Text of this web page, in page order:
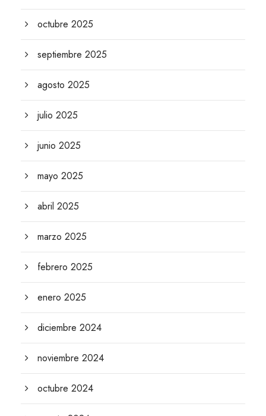
octubre 2025
septiembre 2025
agosto 2025
julio 2025
junio 2025
mayo 2025
abril 2025
marzo 2025
febrero 2025
enero 2025
diciembre 2024
noviembre 2024
octubre 2024